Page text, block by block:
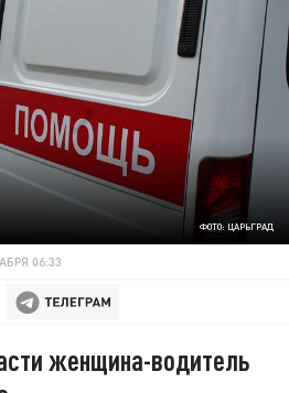
ФОТО: ЦАРЬГРАД
06:33
женщина-водитель